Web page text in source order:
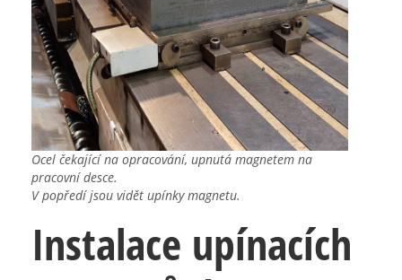
Ocel čekající na opracování, upnutá magnetem na
pracovní desce.
V popředí jsou vidět upínky magnetu.
Instalace upínacích